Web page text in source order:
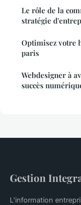
Le rôle de la
stratégie
Optimisez votre
paris
Webdesigner à
succès
Gestion
L'information